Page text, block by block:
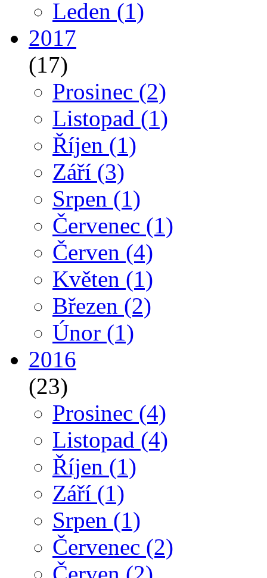
Leden (1)
2017
(17)
Prosinec (2)
Listopad (1)
Říjen (1)
Září (3)
Srpen (1)
Červenec (1)
Červen (4)
Květen (1)
Březen (2)
Únor (1)
2016
(23)
Prosinec (4)
Listopad (4)
Říjen (1)
Září (1)
Srpen (1)
Červenec (2)